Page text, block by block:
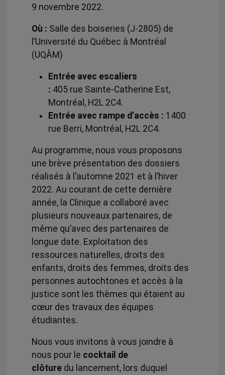
9 novembre 2022.
Où : Salle des boiseries (J-2805) de
l’Université du Québec à Montréal
(UQÀM)
Entrée avec escaliers
: 405 rue Sainte-Catherine Est,
Montréal, H2L 2C4.
Entrée avec rampe d’accès : 1400
rue Berri, Montréal, H2L 2C4.
Au programme, nous vous proposons
une brève présentation des dossiers
réalisés à l’automne 2021 et à l’hiver
2022. Au courant de cette dernière
année, la Clinique a collaboré avec
plusieurs nouveaux partenaires, de
même qu’avec des partenaires de
longue date. Exploitation des
ressources naturelles, droits des
enfants, droits des femmes, droits des
personnes autochtones et accès à la
justice sont les thèmes qui étaient au
cœur des travaux des équipes
étudiantes.
Nous vous invitons à vous joindre à
nous pour le cocktail de
clôturedu lancement, lors duquel